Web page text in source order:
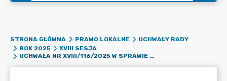
STRONA GŁÓWNA PRAWO LOKALNE
UCHWAŁY RADY
ROK 2025
XVIII SESJA
UCHWAŁA NR XVIII/116/2025 W SPRAWIE PRZYSTĄPIENIA DO SPORZĄDZENIA MIEJSCOWEGO PLANU ZAGOSPODAROWANIA PRZESTRZENNEGO OBSZARU POŁOŻONEGO W MIEJSCOWOŚCI JACKÓW W REJONIE ULICY KASZTANOWEJ